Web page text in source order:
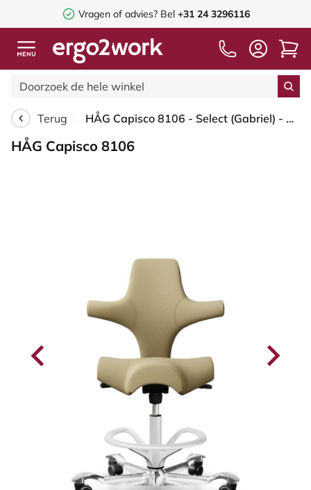
Vragen of advies? Bel +31 24 3296116
Terug HÅG Capisco 8106 - Select (Gabriel) - Wol / Polyamide - SC62097 - Light ochre - Framekleur - Wit - Gasveer - 265 mm (Zithoogte 53-79cm) - Vloercontact - Harde wielen t.b.v. zachte vloeren - Voetenring - Ja, in framekleur - Voetster - Ja, voetster in ge...
HÅG Capisco 8106